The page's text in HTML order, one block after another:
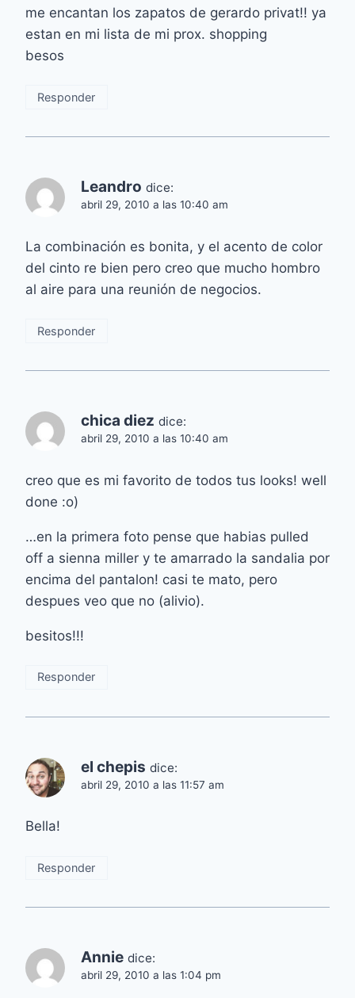
me encantan los zapatos de gerardo privat!! ya
estan en mi lista de mi prox. shopping
besos
Responder
Leandro dice:
abril 29, 2010 a las 10:40 am
La combinación es bonita, y el acento de color
del cinto re bien pero creo que mucho hombro
al aire para una reunión de negocios.
Responder
chica diez dice:
abril 29, 2010 a las 10:40 am
creo que es mi favorito de todos tus looks! well
done :o)
…en la primera foto pense que habias pulled
off a sienna miller y te amarrado la sandalia por
encima del pantalon! casi te mato, pero
despues veo que no (alivio).
besitos!!!
Responder
el chepis dice:
abril 29, 2010 a las 11:57 am
Bella!
Responder
Annie dice:
abril 29, 2010 a las 1:04 pm